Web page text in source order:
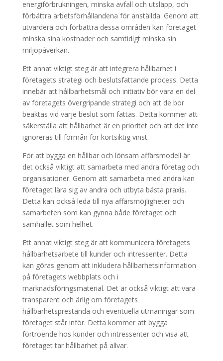
energiförbrukningen, minska avfall och utsläpp, och
förbättra arbetsförhållandena för anställda. Genom att
utvärdera och förbättra dessa områden kan företaget
minska sina kostnader och samtidigt minska sin
miljöpåverkan.
Ett annat viktigt steg är att integrera hållbarhet i
företagets strategi och beslutsfattande process. Detta
innebär att hållbarhetsmål och initiativ bör vara en del
av företagets övergripande strategi och att de bör
beaktas vid varje beslut som fattas. Detta kommer att
säkerställa att hållbarhet är en prioritet och att det inte
ignoreras till förmån för kortsiktig vinst.
För att bygga en hållbar och lönsam affärsmodell är
det också viktigt att samarbeta med andra företag och
organisationer. Genom att samarbeta med andra kan
företaget lära sig av andra och utbyta bästa praxis.
Detta kan också leda till nya affärsmöjligheter och
samarbeten som kan gynna både företaget och
samhället som helhet.
Ett annat viktigt steg är att kommunicera företagets
hållbarhetsarbete till kunder och intressenter. Detta
kan göras genom att inkludera hållbarhetsinformation
på företagets webbplats och i
marknadsföringsmaterial. Det är också viktigt att vara
transparent och ärlig om företagets
hållbarhetsprestanda och eventuella utmaningar som
företaget står inför. Detta kommer att bygga
förtroende hos kunder och intressenter och visa att
företaget tar hållbarhet på allvar.